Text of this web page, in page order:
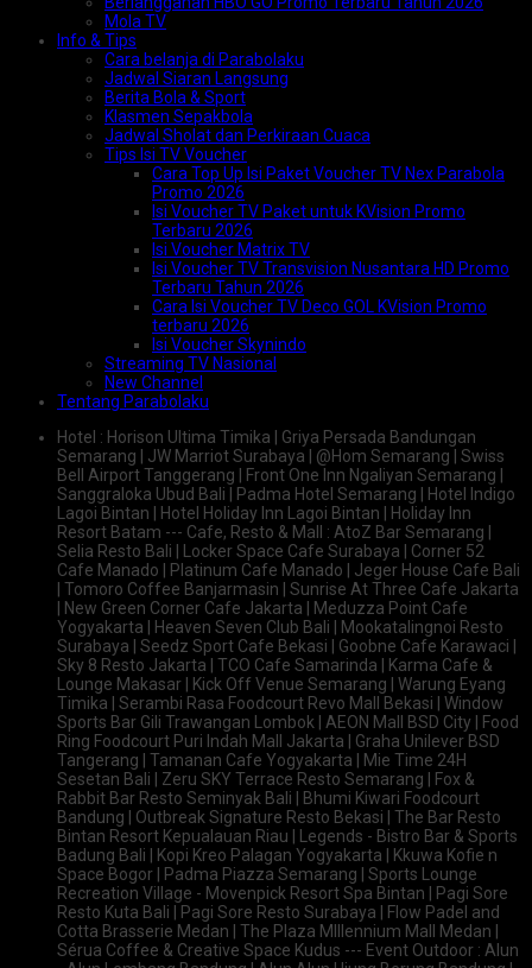
Mola TV
Info & Tips
Cara belanja di Parabolaku
Jadwal Siaran Langsung
Berita Bola & Sport
Klasmen Sepakbola
Jadwal Sholat dan Perkiraan Cuaca
Tips Isi TV Voucher
Cara Top Up Isi Paket Voucher TV Nex Parabola
Promo 2026
Isi Voucher TV Paket untuk KVision Promo
Terbaru 2026
Isi Voucher Matrix TV
Isi Voucher TV Transvision Nusantara HD Promo
Terbaru Tahun 2026
Cara Isi Voucher TV Deco GOL KVision Promo
terbaru 2026
Isi Voucher Skynindo
Streaming TV Nasional
New Channel
Tentang Parabolaku
Hotel : Horison Ultima Timika | Griya Persada Bandungan
Semarang | JW Marriot Surabaya | @Hom Semarang | Swiss
Bell Airport Tanggerang | Front One Inn Ngaliyan Semarang |
Sanggraloka Ubud Bali | Padma Hotel Semarang | Hotel Indigo
Lagoi Bintan | Hotel Holiday Inn Lagoi Bintan | Holiday Inn
Resort Batam --- Cafe, Resto & Mall : AtoZ Bar Semarang |
Selia Resto Bali | Locker Space Cafe Surabaya | Corner 52
Cafe Manado | Platinum Cafe Manado | Jeger House Cafe Bali
| Tomoro Coffee Banjarmasin | Sunrise At Three Cafe Jakarta
| New Green Corner Cafe Jakarta | Meduzza Point Cafe
Yogyakarta | Heaven Seven Club Bali | Mookatalingnoi Resto
Surabaya | Seedz Sport Cafe Bekasi | Goobne Cafe Karawaci |
Sky 8 Resto Jakarta | TCO Cafe Samarinda | Karma Cafe &
Lounge Makasar | Kick Off Venue Semarang | Warung Eyang
Timika | Serambi Rasa Foodcourt Revo Mall Bekasi | Window
Sports Bar Gili Trawangan Lombok | AEON Mall BSD City | Food
Ring Foodcourt Puri Indah Mall Jakarta | Graha Unilever BSD
Tangerang | Tamanan Cafe Yogyakarta | Mie Time 24H
Sesetan Bali | Zeru SKY Terrace Resto Semarang | Fox &
Rabbit Bar Resto Seminyak Bali | Bhumi Kiwari Foodcourt
Bandung | Outbreak Signature Resto Bekasi | The Bar Resto
Bintan Resort Kepualauan Riau | Legends - Bistro Bar & Sports
Badung Bali | Kopi Kreo Palagan Yogyakarta | Kkuwa Kofie n
Space Bogor | Padma Piazza Semarang | Sports Lounge
Recreation Village - Movenpick Resort Spa Bintan | Pagi Sore
Resto Kuta Bali | Pagi Sore Resto Surabaya | Flow Padel and
Cotta Brasserie Medan | The Plaza Mlllennium Mall Medan |
Sérua Coffee & Creative Space Kudus --- Event Outdoor : Alun